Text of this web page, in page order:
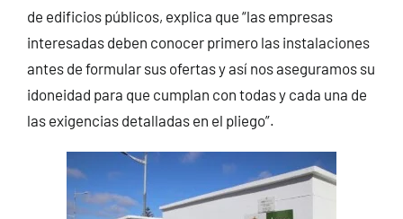
de edificios públicos, explica que “las empresas
interesadas deben conocer primero las instalaciones
antes de formular sus ofertas y así nos aseguramos su
idoneidad para que cumplan con todas y cada una de
las exigencias detalladas en el pliego”.